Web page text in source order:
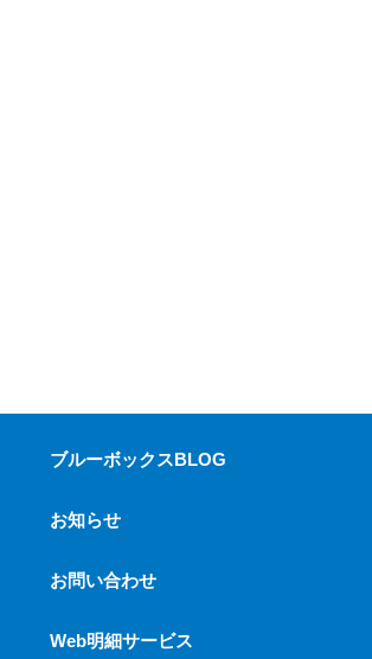
ブルーボックスBLOG
お知らせ
お問い合わせ
Web明細サービス